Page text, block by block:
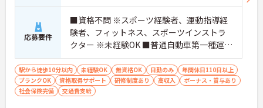
応募要件
■資格不問 ※スポーツ経験者、運動指導経
験者、フィットネス、スポーツインストラ
クター ※未経験OK ■普通自動車第一種運転
免許（AT限定可）
駅から徒歩10分以内 未経験OK 無資格OK 日勤のみ
年間休日110日以上
ブランクOK
資格取得サポート 研修制度あり 高収入
ボーナス・賞与あり
社会保険完備
交通費支給